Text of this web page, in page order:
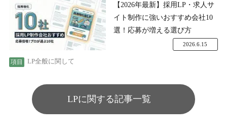
【2026年最新】採用LP・求人サ
イト制作に強いおすすめ会社10
選！応募が増える選び方
LP全般に関して
2026.6.15
LPに関する記事一覧